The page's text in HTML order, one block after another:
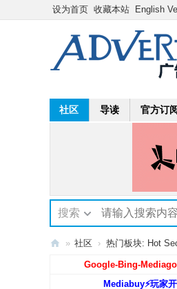
设为首页 收藏本站 English
社区 导读 官方订阅
搜索
» 社区 › 热门板块: Hot
Google-Bing-
Mediabuy⚡️玩家